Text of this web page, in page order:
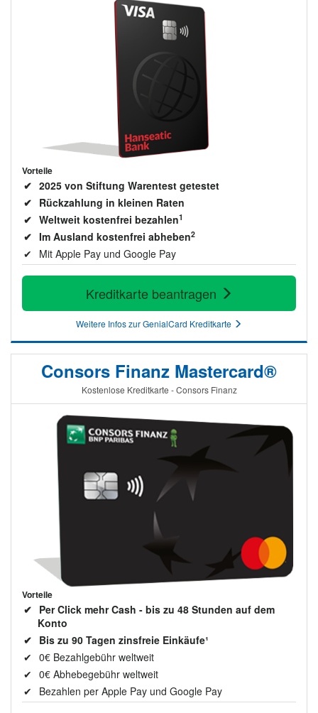
Vorteile
2025 von Stiftung Warentest getestet
Rückzahlung in kleinen Raten
Weltweit kostenfrei bezahlen1
Im Ausland kostenfrei abheben2
Mit Apple Pay und Google Pay
Kreditkarte beantragen
Weitere Infos zur GenialCard Kreditkarte
Consors Finanz Mastercard®
Kostenlose Kreditkarte - Consors Finanz
Vorteile
Per Click mehr Cash - bis zu 48 Stunden auf dem
Konto
Bis zu 90 Tagen zinsfreie Einkäufe¹
0€ Bezahlgebühr weltweit
0€ Abhebegebühr weltweit
Bezahlen per Apple Pay und Google Pay